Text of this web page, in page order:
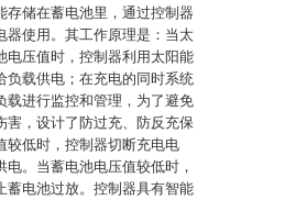
存储在蓄电池里，通过控制器
器使用。其工作原理是：当太
电压值时，控制器利用太阳能
负载供电；在充电的同时系统
载进行监控和管理，为了避免
害，设计了防过充、防反充保
较低时，控制器切断充电电
。当蓄电池电压值较低时，
蓄电池过放。控制器具有智能